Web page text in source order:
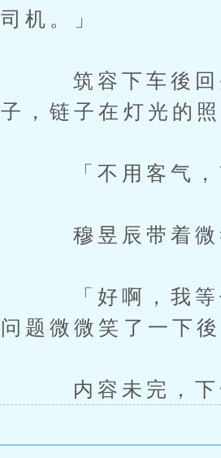
司机。」
筑容下车後回头
子，链子在灯光的
「不用客气，改
穆昱辰带着微笑
「好啊，我等你
问题微微笑了一下
内容未完，下